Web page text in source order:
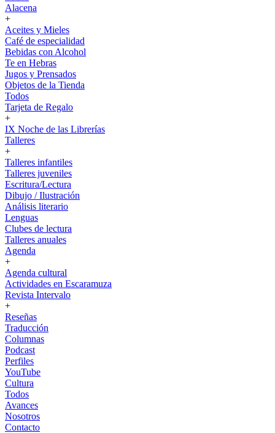
Alacena
+
Aceites y Mieles
Café de especialidad
Bebidas con Alcohol
Te en Hebras
Jugos y Prensados
Objetos de la Tienda
Todos
Tarjeta de Regalo
+
IX Noche de las Librerías
Talleres
+
Talleres infantiles
Talleres juveniles
Escritura/Lectura
Dibujo / Ilustración
Análisis literario
Lenguas
Clubes de lectura
Talleres anuales
Agenda
+
Agenda cultural
Actividades en Escaramuza
Revista Intervalo
+
Reseñas
Traducción
Columnas
Podcast
Perfiles
YouTube
Cultura
Todos
Avances
Nosotros
Contacto